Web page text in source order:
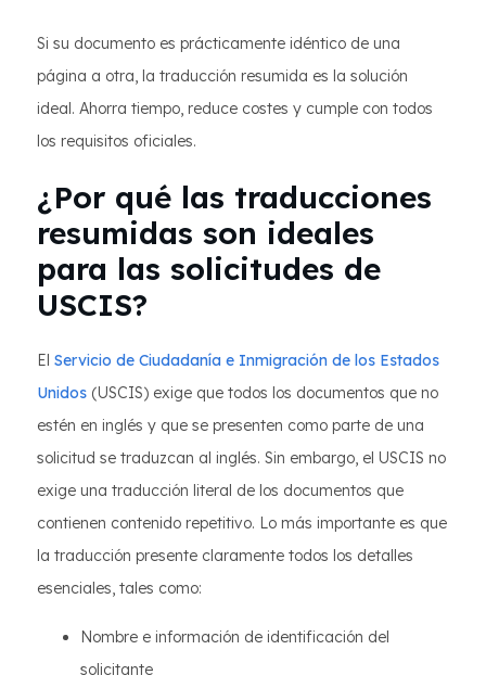
Si su documento es prácticamente idéntico de una
página a otra, la traducción resumida es la solución
ideal. Ahorra tiempo, reduce costes y cumple con todos
los requisitos oficiales.
¿Por qué las traducciones
resumidas son ideales
para las solicitudes de
USCIS?
El Servicio de Ciudadanía e Inmigración de los Estados
Unidos (USCIS) exige que todos los documentos que no
estén en inglés y que se presenten como parte de una
solicitud se traduzcan al inglés. Sin embargo, el USCIS no
exige una traducción literal de los documentos que
contienen contenido repetitivo. Lo más importante es que
la traducción presente claramente todos los detalles
esenciales, tales como:
Nombre e información de identificación del
solicitante